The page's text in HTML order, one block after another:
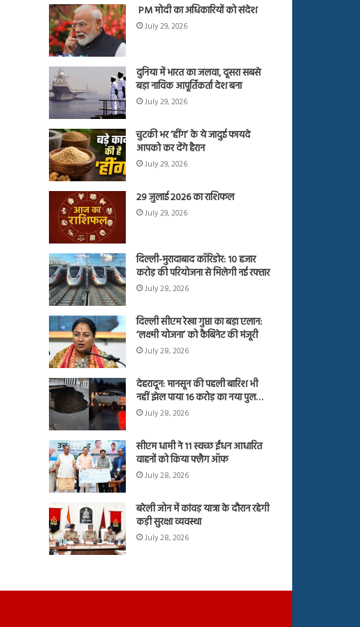
PM मोदी का अधिकारियों को संदेश
July 29, 2026
दुनिया में भारत का जलवा, दूसरा सबसे
बड़ा नाविक आपूर्तिकर्ता देश बना
July 29, 2026
चुटकी भर ‘हींग’ के ये जादुई फायदे
आपको कर देंगे हैरान
July 29, 2026
29 जुलाई 2026 का राशिफल
July 29, 2026
दिल्ली-मुरादाबाद कॉरिडोर: 10 हजार
करोड़ की परियोजना से मिलेगी नई रफ्तार
July 28, 2026
दिल्ली सीएम रेखा गुप्ता का बड़ा एलान:
‘लक्ष्मी योजना’ को कैबिनेट की मंजूरी
July 28, 2026
देहरादून: मानसून की पहली बारिश भी
नहीं झेल पाया 16 करोड़ का नया पुल…
July 28, 2026
सीएम धामी ने 11 स्वच्छ ईंधन आधारित
वाहनों को किया फ्लैग ऑफ
July 28, 2026
बरेली जोन में कांवड़ यात्रा के दौरान रहेगी
कड़ी सुरक्षा व्यवस्था
July 28, 2026